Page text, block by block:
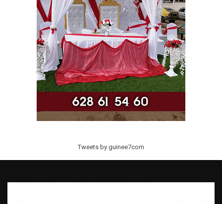
Tweets by guinee7com